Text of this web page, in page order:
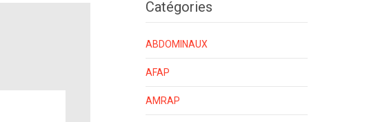
Catégories
ABDOMINAUX
AFAP
AMRAP